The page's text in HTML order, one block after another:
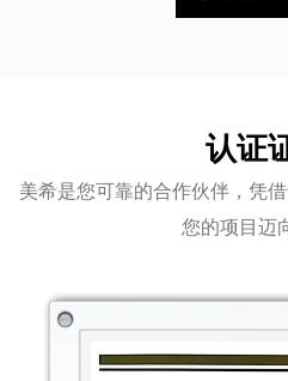
认证
美希是您可靠的合作伙伴，凭
您的项目迈